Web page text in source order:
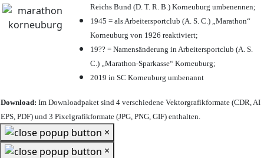
Reichs Bund (D. T. R. B.) Korneuburg umbenennen;
1945 = als Arbeitersportclub (A. S. C.) „Marathon“
Korneuburg von 1926 reaktiviert;
19?? = Namensänderung in Arbeitersportclub (A. S.
C.) „Marathon-Sparkasse“ Korneuburg;
2019 in SC Korneuburg umbenannt
Download: Im Downloadpaket sind 4 verschiedene Vektorgrafikformate (CDR, AI
EPS, PDF) und 3 Pixelgrafikformate (JPG, PNG, GIF) enthalten.
×
×